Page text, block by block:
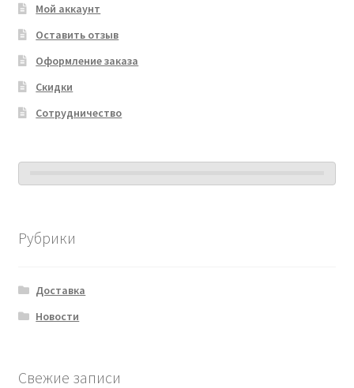
Мой аккаунт
Оставить отзыв
Оформление заказа
Скидки
Сотрудничество
Рубрики
Доставка
Новости
Свежие записи